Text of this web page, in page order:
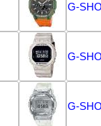
G-
G-
G-